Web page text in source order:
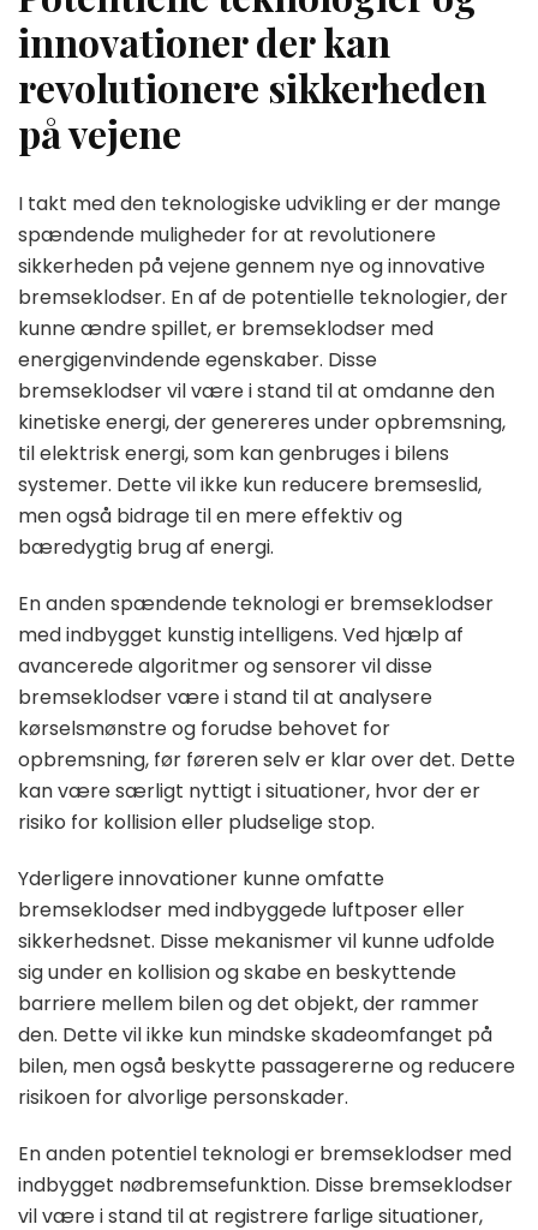
innovationer der kan
revolutionere sikkerheden
på vejene
I takt med den teknologiske udvikling er der mange
spændende muligheder for at revolutionere
sikkerheden på vejene gennem nye og innovative
bremseklodser. En af de potentielle teknologier, der
kunne ændre spillet, er bremseklodser med
energigenvindende egenskaber. Disse
bremseklodser vil være i stand til at omdanne den
kinetiske energi, der genereres under opbremsning,
til elektrisk energi, som kan genbruges i bilens
systemer. Dette vil ikke kun reducere bremseslid,
men også bidrage til en mere effektiv og
bæredygtig brug af energi.
En anden spændende teknologi er bremseklodser
med indbygget kunstig intelligens. Ved hjælp af
avancerede algoritmer og sensorer vil disse
bremseklodser være i stand til at analysere
kørselsmønstre og forudse behovet for
opbremsning, før føreren selv er klar over det. Dette
kan være særligt nyttigt i situationer, hvor der er
risiko for kollision eller pludselige stop.
Yderligere innovationer kunne omfatte
bremseklodser med indbyggede luftposer eller
sikkerhedsnet. Disse mekanismer vil kunne udfolde
sig under en kollision og skabe en beskyttende
barriere mellem bilen og det objekt, der rammer
den. Dette vil ikke kun mindske skadeomfanget på
bilen, men også beskytte passagererne og reducere
risikoen for alvorlige personskader.
En anden potentiel teknologi er bremseklodser med
indbygget nødbremsefunktion. Disse bremseklodser
vil være i stand til at registrere farlige situationer,